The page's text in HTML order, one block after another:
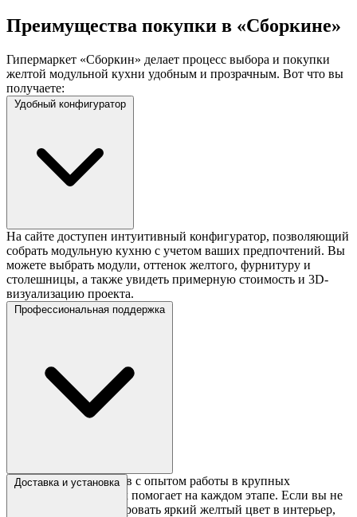
Преимущества покупки в «Сборкине»
Гипермаркет «Сборкин» делает процесс выбора и покупки
желтой модульной кухни удобным и прозрачным. Вот что вы
получаете:
Удобный конфигуратор
На сайте доступен интуитивный конфигуратор, позволяющий
собрать модульную кухню с учетом ваших предпочтений. Вы
можете выбрать модули, оттенок желтого, фурнитуру и
столешницы, а также увидеть примерную стоимость и 3D-
визуализацию проекта.
Профессиональная поддержка
Команда специалистов с опытом работы в крупных
мебельных компаниях помогает на каждом этапе. Если вы не
уверены, как интегрировать яркий желтый цвет в интерьер,
Доставка и установка